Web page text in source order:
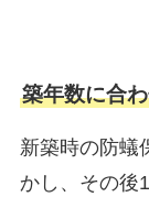
築年数に合
新築時の防蟻
かし、その後